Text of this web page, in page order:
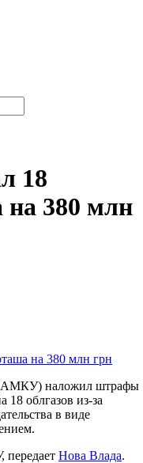
18
на 380 млн
наложил штрафы
облгазов из-за
в виде
Нова Влада.